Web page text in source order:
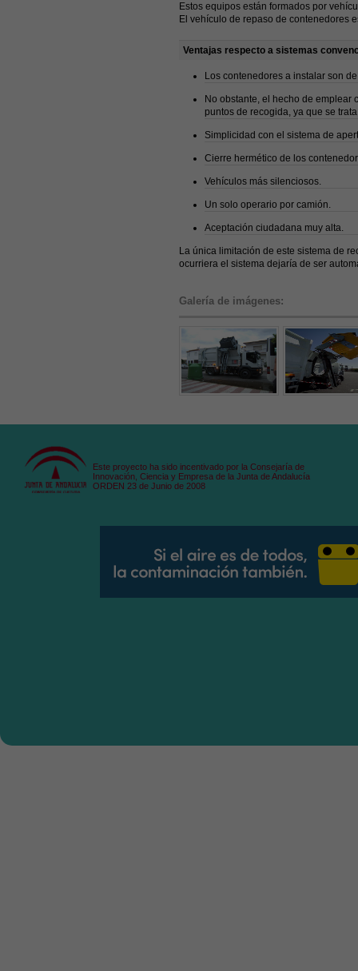
Estos equipos están formados por
El vehículo de repaso de contenedores
Ventajas respecto a sistemas
Los contenedores a instalar son
No obstante, el hecho de
puntos de recogida, ya que se
Simplicidad con el sistema de
Cierre hermético de los
Vehículos más silenciosos.
Un solo operario por camión.
Aceptación ciudadana muy alta.
La única limitación de este sistema de
ocurriera el sistema dejaría de ser
Galería de imágenes:
Este proyecto ha sido incentivado por la Consejaría de
Innovación, Ciencia y Empresa de la Junta de Andalucía
ORDEN 23 de Junio de 2008